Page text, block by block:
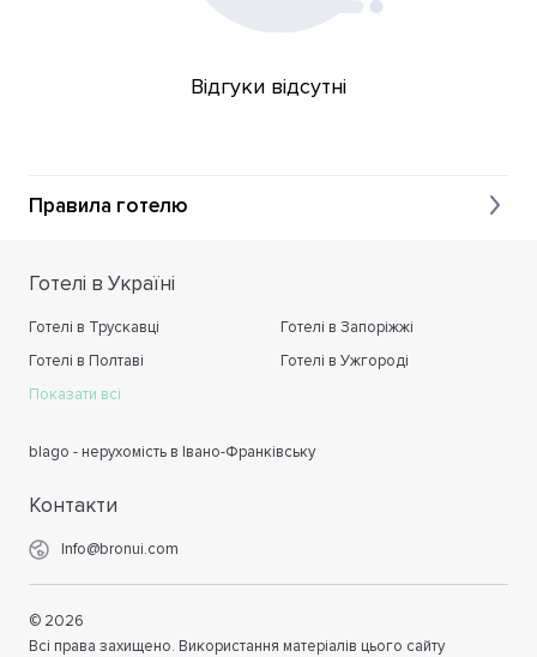
Відгуки відсутні
Правила готелю
Готелі в Україні
Готелі в Трускавці
Готелі в Запоріжжі
Готелі в Полтаві
Готелі в Ужгороді
Показати всі
blago - нерухомість в Івано-Франківську
Контакти
Info@bronui.com
© 2026
Всі права захищено. Використання матеріалів цього сайту